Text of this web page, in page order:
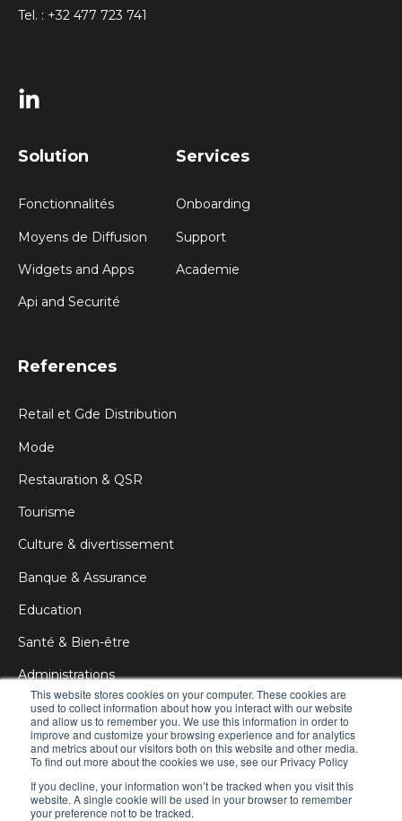
This website stores cookies on your computer. These cookies are
used to collect information about how you interact with our website
and allow us to remember you. We use this information in order to
improve and customize your browsing experience and for analytics
and metrics about our visitors both on this website and other media.
To find out more about the cookies we use, see our Privacy Policy
If you decline, your information won’t be tracked when you visit this
website. A single cookie will be used in your browser to remember
your preference not to be tracked.
Tel. : +32 477 723 741
Solution
Fonctionnalités
Moyens de Diffusion
Widgets and Apps
Api and Securité
Services
Onboarding
Support
Academie
References
Retail et Gde Distribution
Mode
Restauration & QSR
Tourisme
Culture & divertissement
Banque & Assurance
Education
Santé & Bien-être
Administrations
Corporate
Publicité & DOOH
© 2021 Manganelli Digital Signage